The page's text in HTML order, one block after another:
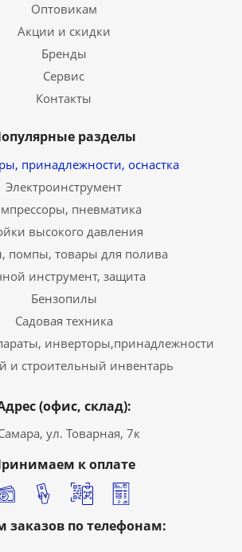
Оптовикам
Акции и скидки
Бренды
Сервис
Контакты
разделы
принадлежности, оснастка
Электроинструмент
пневматика
высокого давления
помпы, товары для полива
инструмент, защита
Бензопилы
Садовая техника
инверторы,принадлежности
и строительный инвентарь
(офис, склад):
ул. Товарная, 7к
к оплате
заказов по телефонам: